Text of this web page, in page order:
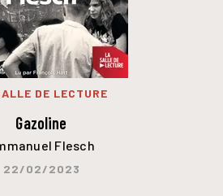
DE LECTURE
Gazoline
Flesch
22/02/2023